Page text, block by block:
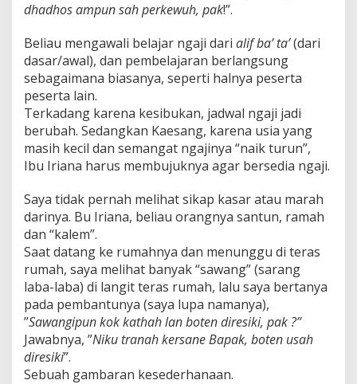
dhadhos ampun sah perkewuh, pak!”.
Beliau mengawali belajar ngaji dari alif ba’ ta’(dari
dasar/awal), dan pembelajaran berlangsung
sebagaimana biasanya, seperti halnya peserta
peserta lain.
Terkadang karena kesibukan, jadwal ngaji jadi
berubah. Sedangkan Kaesang, karena usia yang
masih kecil dan semangat ngajinya “naik turun”,
Ibu Iriana harus membujuknya agar bersedia ngaji.
Saya tidak pernah melihat sikap kasar atau marah
darinya. Bu Iriana, beliau orangnya santun, ramah
dan “kalem”.
Saat datang ke rumahnya dan menunggu di teras
rumah, saya melihat banyak “sawang” (sarang
laba-laba) di langit teras rumah, lalu saya bertanya
pada pembantunya (saya lupa namanya),
”Sawangipun kok kathah lan boten diresiki, pak ?”
Jawabnya, ”Niku tranah kersane Bapak, boten usah
diresiki”.
Sebuah gambaran kesederhanaan.